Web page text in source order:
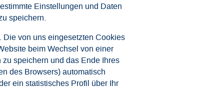
Einstellungen und Daten
speichern.
Die von uns eingesetzten Cookies
beim Wechsel von einer
speichern und das Ende Ihres
des Browsers) automatisch
ein statistisches Profil über Ihr